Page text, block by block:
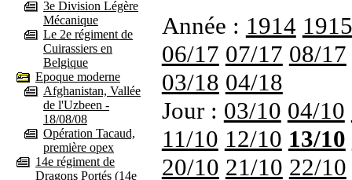
3e Division Légère
Mécanique
Le 2e régiment de
Cuirassiers en
Belgique
Epoque moderne
Afghanistan, Vallée
de l'Uzbeen -
18/08/08
Opération Tacaud,
première opex
14e régiment de
Dragons Portés (14e
Année : 1914 1915
06/17 07/17 08/17
03/18 04/18
Jour : 03/10 04/10
11/10 12/10 13/10
20/10 21/10 22/10